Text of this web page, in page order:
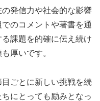
発信力や社会的な影響
のコメントや著書を通
課題を的確に伝え続け
厚いです。
ごとに新しい挑戦を続
にとっても励みとなっ